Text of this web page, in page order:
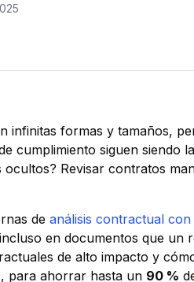
infinitas formas y tamaños,
cumplimiento siguen siendo
ocultos? Revisar contratos
de análisis contractual con
en documentos que
de alto impacto y
para ahorrar hasta un 90 %